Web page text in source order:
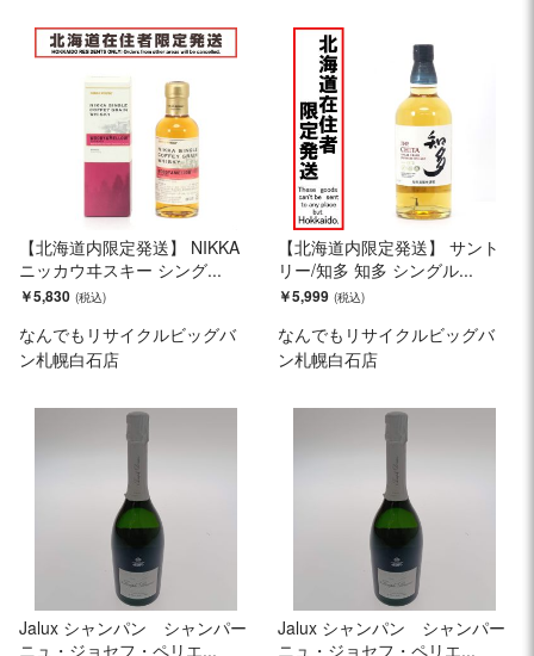
【北海道内限定発送】 NIKKA
ニッカウヰスキー シング...
￥5,830
なんでもリサイクルビッグバ
ン札幌白石店
【北海道内限定発送】 サント
リー/知多 知多 シングル...
￥5,999
なんでもリサイクルビッグバ
ン札幌白石店
Jalux シャンパン シャンパー
ニュ・ジョセフ・ペリエ...
Jalux シャンパン シャンパー
ニュ・ジョセフ・ペリエ...